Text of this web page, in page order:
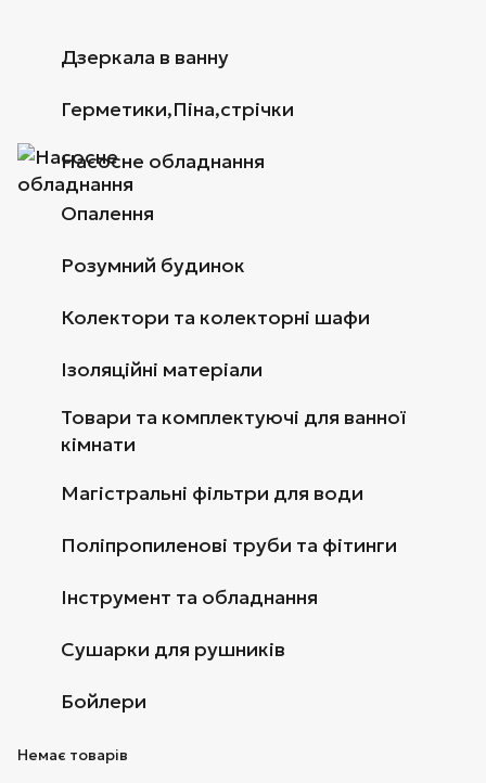
Дзеркала в ванну
Герметики,Піна,стрічки
Насосне обладнання
Опалення
Розумний будинок
Колектори та колекторні шафи
Ізоляційні матеріали
Товари та комплектуючі для ванної
кімнати
Магістральні фільтри для води
Поліпропиленові труби та фітинги
Інструмент та обладнання
Сушарки для рушників
Бойлери
Немає товарів